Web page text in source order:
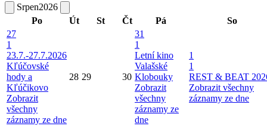
Srpen2026
Po
Út St Čt Pá
So
27
1
23.7.-27.7.2026
Kľúčovské
hody a
Kľúčikovo
Zobrazit
všechny
záznamy ze dne
28 29 30
31
1
Letní kino
Valašské
Klobouky
Zobrazit
všechny
záznamy ze
dne
1
1
REST & BEAT
Zobrazit všechny
záznamy ze dne